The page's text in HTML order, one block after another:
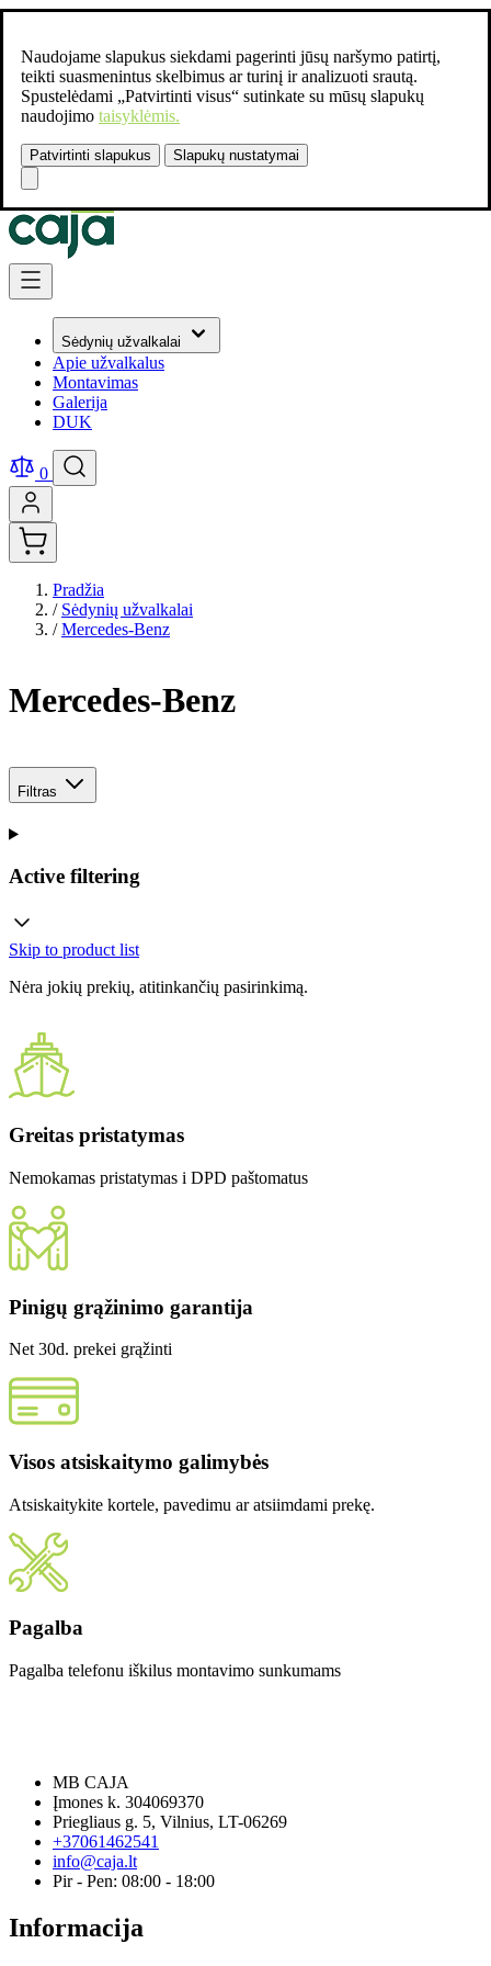
Naudojame slapukus siekdami pagerinti jūsų naršymo patirtį,
teikti suasmenintus skelbimus ar turinį ir analizuoti srautą.
Spustelėdami „Patvirtinti visus“ sutinkate su mūsų slapukų
naudojimo taisyklėmis.
Patvirtinti slapukus Slapukų nustatymai
Susisiekite:
Skip to Content
Sėdynių užvalkalai
Apie užvalkalus
Montavimas
Galerija
DUK
0
Pradžia
/ Sėdynių užvalkalai
/ Mercedes-Benz
Mercedes-Benz
Filtras
Active filtering
Skip to product list
Nėra jokių prekių, atitinkančių pasirinkimą.
Greitas pristatymas
Nemokamas pristatymas i DPD paštomatus
Pinigų grąžinimo garantija
Net 30d. prekei grąžinti
Visos atsiskaitymo galimybės
Atsiskaitykite kortele, pavedimu ar atsiimdami prekę.
Pagalba
Pagalba telefonu iškilus montavimo sunkumams
MB CAJA
Įmones k. 304069370
Priegliaus g. 5, Vilnius, LT-06269
+37061462541
info@caja.lt
Pir - Pen: 08:00 - 18:00
Informacija